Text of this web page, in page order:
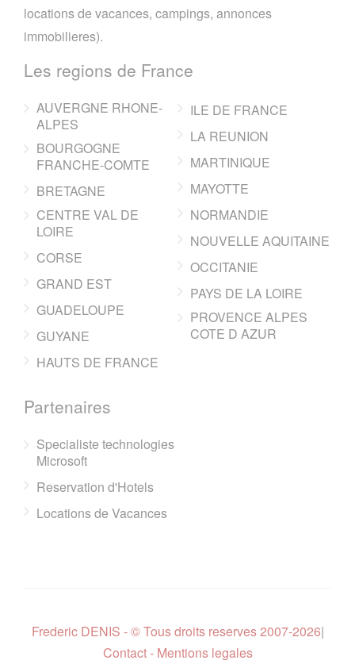
locations de vacances, campings, annonces
immobilieres).
Les regions de France
AUVERGNE RHONE-
ALPES
BOURGOGNE
FRANCHE-COMTE
BRETAGNE
CENTRE VAL DE
LOIRE
CORSE
GRAND EST
GUADELOUPE
GUYANE
HAUTS DE FRANCE
ILE DE FRANCE
LA REUNION
MARTINIQUE
MAYOTTE
NORMANDIE
NOUVELLE AQUITAINE
OCCITANIE
PAYS DE LA LOIRE
PROVENCE ALPES
COTE D AZUR
Partenaires
Specialiste technologies
Microsoft
Reservation d'Hotels
Locations de Vacances
Frederic DENIS - © Tous droits reserves 2007-2026|
Contact - Mentions legales